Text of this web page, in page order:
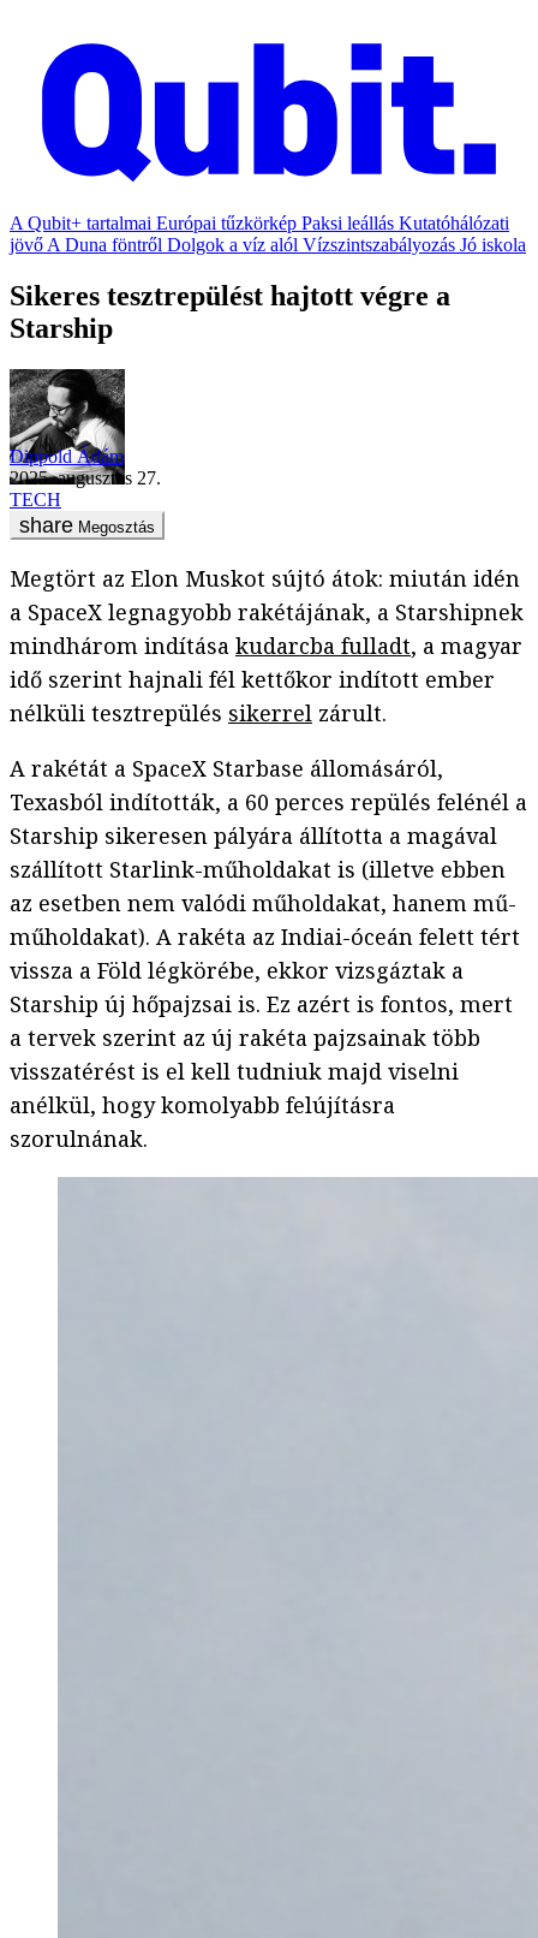
A Qubit+ tartalmai Európai tűzkörkép Paksi leállás Kutatóhálózati
jövő A Duna föntről Dolgok a víz alól Vízszintszabályozás Jó iskola
Sikeres tesztrepülést hajtott végre a
Starship
Dippold Ádám
2025. augusztus 27.
TECH
Megosztás
Megtört az Elon Muskot sújtó átok: miután idén
a SpaceX legnagyobb rakétájának, a Starshipnek
mindhárom indítása kudarcba fulladt, a magyar
idő szerint hajnali fél kettőkor indított ember
nélküli tesztrepülés sikerrel zárult.
A rakétát a SpaceX Starbase állomásáról,
Texasból indították, a 60 perces repülés felénél a
Starship sikeresen pályára állította a magával
szállított Starlink-műholdakat is (illetve ebben
az esetben nem valódi műholdakat, hanem mű-
műholdakat). A rakéta az Indiai-óceán felett tért
vissza a Föld légkörébe, ekkor vizsgáztak a
Starship új hőpajzsai is. Ez azért is fontos, mert
a tervek szerint az új rakéta pajzsainak több
visszatérést is el kell tudniuk majd viselni
anélkül, hogy komolyabb felújításra
szorulnának.